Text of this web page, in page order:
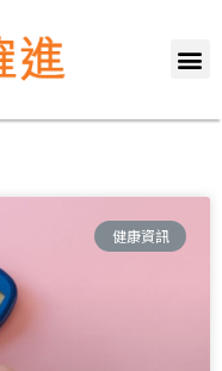
健康資訊